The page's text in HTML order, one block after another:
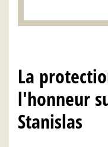
La
l'honneur
Stanislas